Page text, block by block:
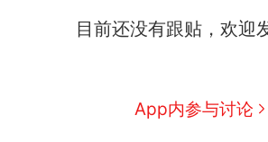
目前还没有跟贴，欢迎
App内参与讨论